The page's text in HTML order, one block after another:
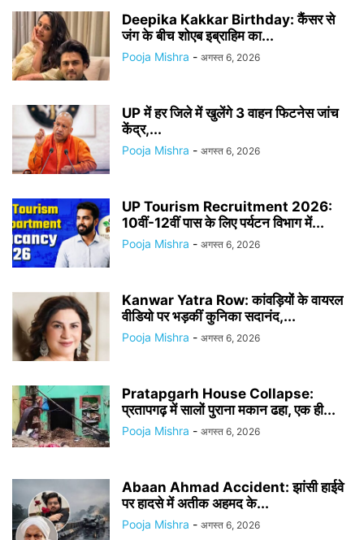
Deepika Kakkar Birthday: कैंसर से
जंग के बीच शोएब इब्राहिम का...
Pooja Mishra - अगस्त 6, 2026
UP में हर जिले में खुलेंगे 3 वाहन फिटनेस जांच
केंद्र,...
Pooja Mishra - अगस्त 6, 2026
UP Tourism Recruitment 2026:
10वीं-12वीं पास के लिए पर्यटन विभाग में...
Pooja Mishra - अगस्त 6, 2026
Kanwar Yatra Row: कांवड़ियों के वायरल
वीडियो पर भड़कीं कुनिका सदानंद,...
Pooja Mishra - अगस्त 6, 2026
Pratapgarh House Collapse:
प्रतापगढ़ में सालों पुराना मकान ढहा, एक ही...
Pooja Mishra - अगस्त 6, 2026
Abaan Ahmad Accident: झांसी हाईवे
पर हादसे में अतीक अहमद के...
Pooja Mishra - अगस्त 6, 2026